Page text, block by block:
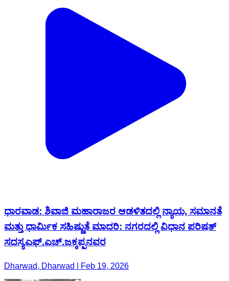
ಧಾರವಾಡ: ಶಿವಾಜಿ ಮಹಾರಾಜರ ಆಡಳಿತದಲ್ಲಿ ನ್ಯಾಯ, ಸಮಾನತೆ
ಮತ್ತು ಧಾರ್ಮಿಕ ಸಹಿಷ್ಣುತೆ ಮಾದರಿ: ನಗರದಲ್ಲಿ ವಿಧಾನ ಪರಿಷತ್
ಸದಸ್ಯಎಫ್.ಎಚ್.ಜಕ್ಕಪ್ಪನವರ
Dharwad, Dharwad | Feb 19, 2026